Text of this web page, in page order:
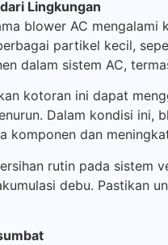
Lingkungan
blower AC
partikel kecil,
dalam sistem AC,
kotoran ini dapat
Dalam kondisi
komponen dan
rutin pada sistem
debu. Pastikan